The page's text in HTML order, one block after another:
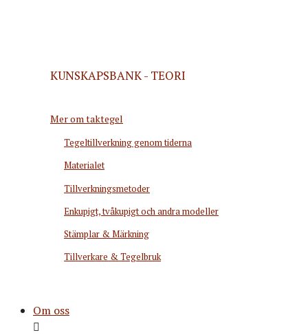
KUNSKAPSBANK - TEORI
Mer om taktegel
Tegeltillverkning genom tiderna
Materialet
Tillverkningsmetoder
Enkupigt, tvåkupigt och andra modeller
Stämplar & Märkning
Tillverkare & Tegelbruk
Om oss